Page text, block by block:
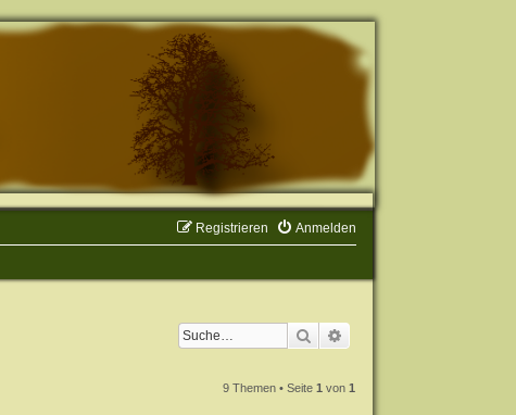
Anmelden
Registrieren
Suche
9 Themen • Seite1 von1